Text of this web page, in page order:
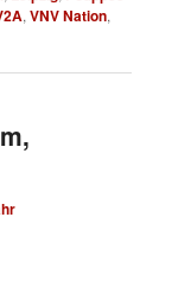
,VNV Nation,